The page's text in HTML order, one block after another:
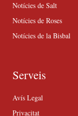
Notícies de Salt
Notícies de Roses
Notícies de la Bisbal
Serveis
Avís Legal
Privacitat